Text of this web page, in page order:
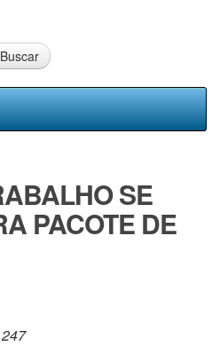
Buscar
SE
PACOTE DE